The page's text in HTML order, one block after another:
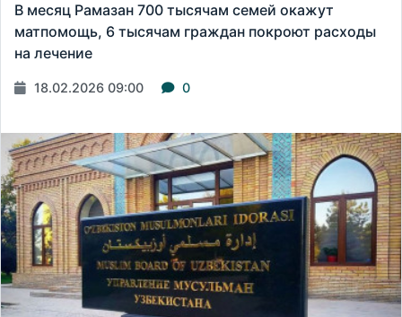
В месяц Рамазан 700 тысячам семей окажут
матпомощь, 6 тысячам граждан покроют расходы
на лечение
18.02.2026 09:00 0